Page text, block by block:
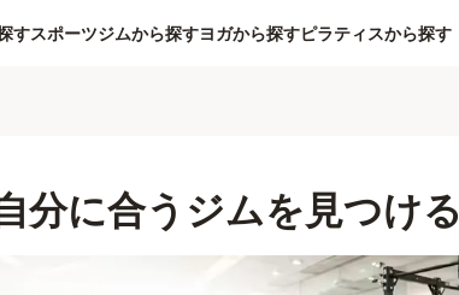
すスポーツジムから探すヨガから探すピラティスから探す
分に合うジムを見つける